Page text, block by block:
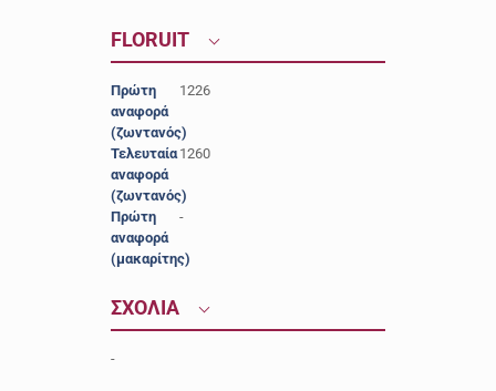
FLORUIT
Πρώτη
αναφορά
(ζωντανός)
1226
Τελευταία
αναφορά
(ζωντανός)
1260
Πρώτη
αναφορά
(μακαρίτης)
-
ΣΧΟΛΙΑ
-